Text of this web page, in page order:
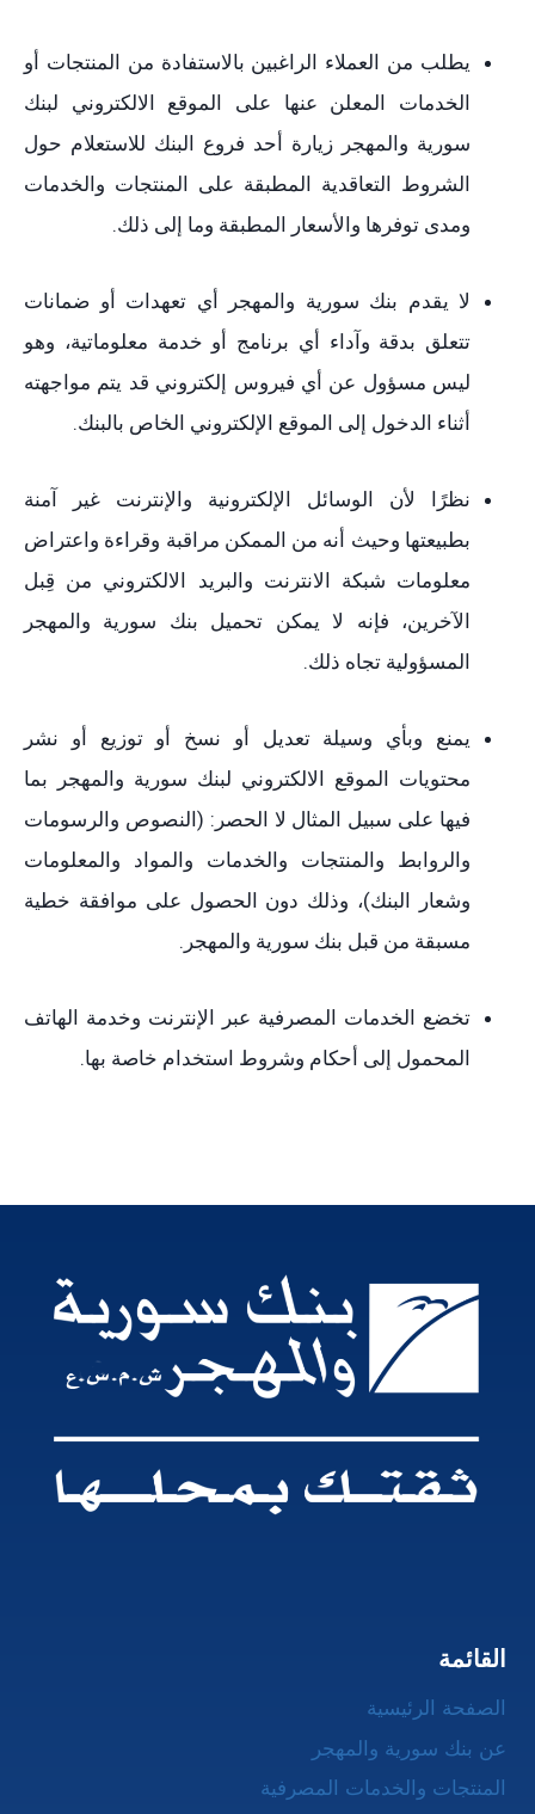
يطلب من العملاء الراغبين بالاستفادة من المنتجات أو
الخدمات المعلن عنها على الموقع الالكتروني لبنك
سورية والمهجر زيارة أحد فروع البنك للاستعلام حول
الشروط التعاقدية المطبقة على المنتجات والخدمات
ومدى توفرها والأسعار المطبقة وما إلى ذلك.
لا يقدم بنك سورية والمهجر أي تعهدات أو ضمانات
تتعلق بدقة وآداء أي برنامج أو خدمة معلوماتية، وهو
ليس مسؤول عن أي فيروس إلكتروني قد يتم مواجهته
أثناء الدخول إلى الموقع الإلكتروني الخاص بالبنك.
نظرًا لأن الوسائل الإلكترونية والإنترنت غير آمنة
بطبيعتها وحيث أنه من الممكن مراقبة وقراءة واعتراض
معلومات شبكة الانترنت والبريد الالكتروني من قِبل
الآخرين، فإنه لا يمكن تحميل بنك سورية والمهجر
المسؤولية تجاه ذلك.
يمنع وبأي وسيلة تعديل أو نسخ أو توزيع أو نشر
محتويات الموقع الالكتروني لبنك سورية والمهجر بما
فيها على سبيل المثال لا الحصر: (النصوص والرسومات
والروابط والمنتجات والخدمات والمواد والمعلومات
وشعار البنك)، وذلك دون الحصول على موافقة خطية
مسبقة من قبل بنك سورية والمهجر.
تخضع الخدمات المصرفية عبر الإنترنت وخدمة الهاتف
المحمول إلى أحكام وشروط استخدام خاصة بها.
القائمة
الصفحة الرئيسية
عن بنك سورية والمهجر
المنتجات والخدمات المصرفية